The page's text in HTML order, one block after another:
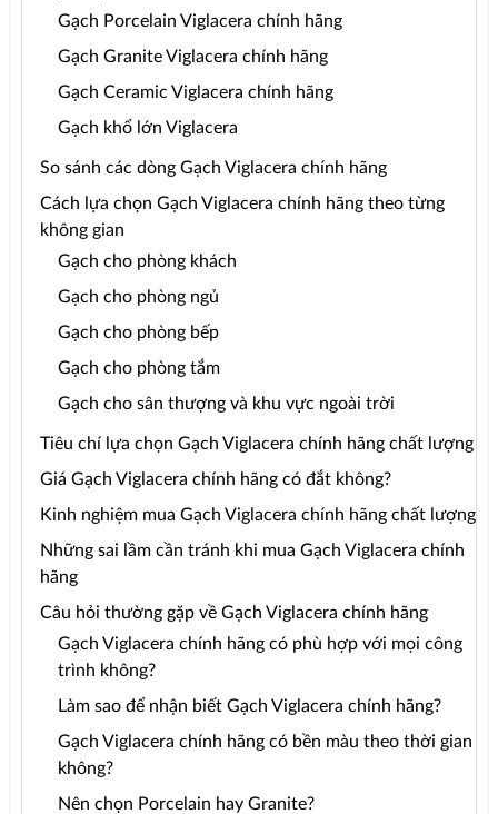
Gạch Porcelain Viglacera chính hãng
Gạch Granite Viglacera chính hãng
Gạch Ceramic Viglacera chính hãng
Gạch khổ lớn Viglacera
So sánh các dòng Gạch Viglacera chính hãng
Cách lựa chọn Gạch Viglacera chính hãng theo từng
không gian
Gạch cho phòng khách
Gạch cho phòng ngủ
Gạch cho phòng bếp
Gạch cho phòng tắm
Gạch cho sân thượng và khu vực ngoài trời
Tiêu chí lựa chọn Gạch Viglacera chính hãng chất lượng
Giá Gạch Viglacera chính hãng có đắt không?
Kinh nghiệm mua Gạch Viglacera chính hãng chất lượng
Những sai lầm cần tránh khi mua Gạch Viglacera chính
hãng
Câu hỏi thường gặp về Gạch Viglacera chính hãng
Gạch Viglacera chính hãng có phù hợp với mọi công
trình không?
Làm sao để nhận biết Gạch Viglacera chính hãng?
Gạch Viglacera chính hãng có bền màu theo thời gian
không?
Nên chọn Porcelain hay Granite?